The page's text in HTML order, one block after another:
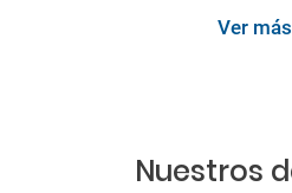
Ver más
Nuestros